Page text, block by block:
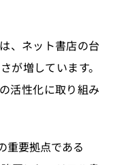
、ネット書店の台
が増しています。
活性化に取り組み
重要拠点である